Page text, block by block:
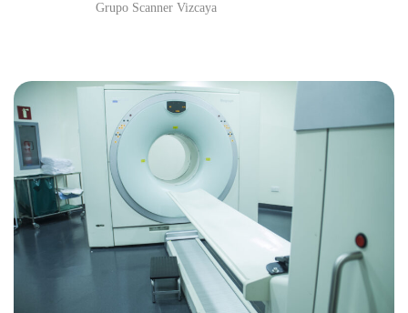
Grupo Scanner Vizcaya